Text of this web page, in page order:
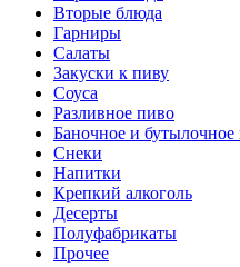
Вторые блюда
Гарниры
Салаты
Закуски к пиву
Соуса
Разливное пиво
Баночное и бутылочное
Снеки
Напитки
Крепкий алкоголь
Десерты
Полуфабрикаты
Прочее